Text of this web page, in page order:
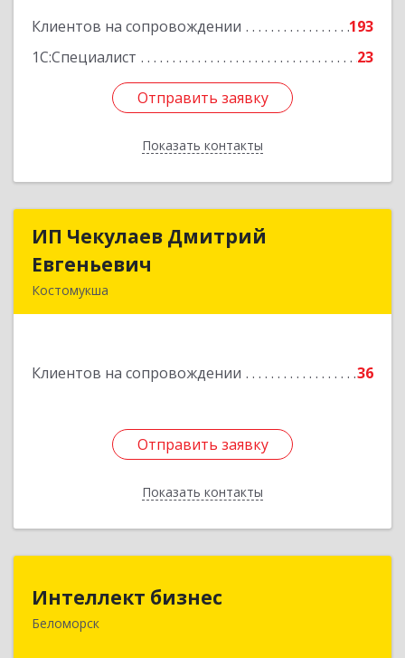
Клиентов на сопровождении
193
1С:Специалист
23
Отправить заявку
Показать контакты
Отправить заявку
Назад
ИП Чекулаев Дмитрий
Евгеньевич
Костомукша
Клиентов на сопровождении 36
Отправить заявку
Показать контакты
ИП Чекулаев Дмитрий
Отправить заявку
Назад
Интеллект бизнес
Беломорск